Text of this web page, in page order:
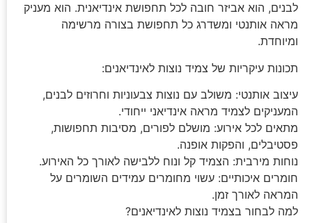
לבנים, הוא אביזר חובה לכל תחפושת אינדיאנית. הוא מעניק
מראה אותנטי ומשדרג כל תחפושת בצורה מרשימה
ומיוחדת.
תכונות עיקריות של צמיד נוצות לאינדיאנים:
עיצוב אותנטי: משולב עם נוצות צבעוניות וחרוזים לבנים,
המעניקים לצמיד מראה אינדיאני ייחודי.
מתאים לכל אירוע: מושלם לפורים, מסיבות תחפושות,
פסטיבלים, והפקות אופנה.
נוחות מירבית: הצמיד קל ונוח ללבישה לאורך כל האירוע.
חומרים איכותיים: עשוי מחומרים עמידים השומרים על
המראה לאורך זמן.
למה לבחור בצמיד נוצות לאינדיאנים?